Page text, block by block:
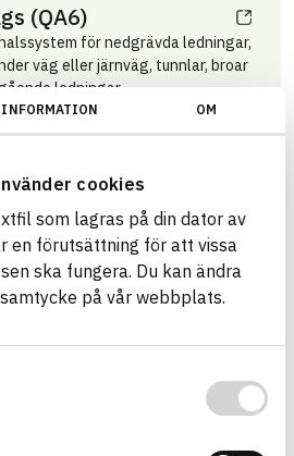
INFORMATION OM
cookies
som lagras på din dator av
en förutsättning för att vissa
ska fungera. Du kan ändra
på vår webbplats.
(QA6)
för nedgrävda ledningar,
väg eller järnväg, tunnlar, broar
ledningar
FÖRETAG
Grön Infra
741786
Information finns
Information ej lämnad